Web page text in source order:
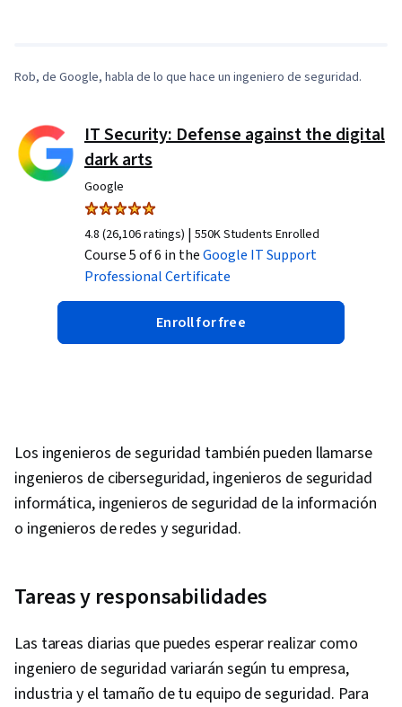
Rob, de Google, habla de lo que hace un ingeniero de seguridad.
IT Security: Defense against the digital
dark arts
Google
4.8 (26,106 ratings) | 550K Students Enrolled
Course 5 of 6 in theGoogle IT Support
Professional Certificate
Enroll for free
Los ingenieros de seguridad también pueden llamarse
ingenieros de ciberseguridad, ingenieros de seguridad
informática, ingenieros de seguridad de la información
o ingenieros de redes y seguridad.
Tareas y responsabilidades
Las tareas diarias que puedes esperar realizar como
ingeniero de seguridad variarán según tu empresa,
industria y el tamaño de tu equipo de seguridad. Para